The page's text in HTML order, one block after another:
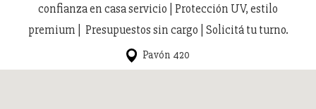
confianza en casa servicio | Protección UV, estilo
premium | Presupuestos sin cargo | Solicitá tu turno.
Pavón 420